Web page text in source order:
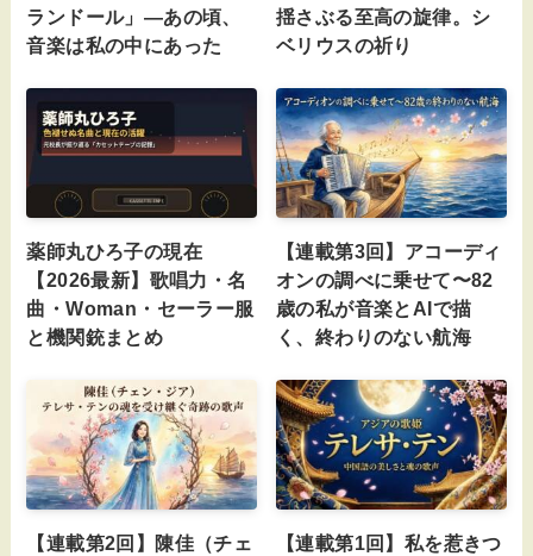
ランドール」—あの頃、
音楽は私の中にあった
揺さぶる至高の旋律。シ
ベリウスの祈り
薬師丸ひろ子の現在
【2026最新】歌唱力・名
曲・Woman・セーラー服
と機関銃まとめ
【連載第3回】アコーディ
オンの調べに乗せて〜82
歳の私が音楽とAIで描
く、終わりのない航海
【連載第2回】陳佳（チェ
【連載第1回】私を惹きつ